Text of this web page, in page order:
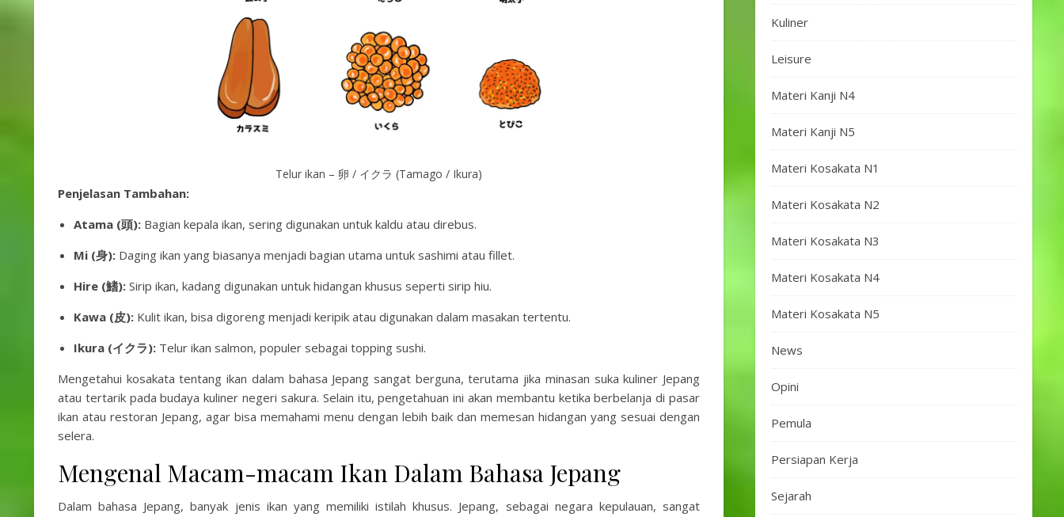
Telur ikan – 卵 / イクラ (Tamago / Ikura)
Penjelasan Tambahan:
Atama (頭): Bagian kepala ikan, sering digunakan untuk kaldu atau direbus.
Mi (身): Daging ikan yang biasanya menjadi bagian utama untuk sashimi atau fillet.
Hire (鰭): Sirip ikan, kadang digunakan untuk hidangan khusus seperti sirip hiu.
Kawa (皮): Kulit ikan, bisa digoreng menjadi keripik atau digunakan dalam masakan tertentu.
Ikura (イクラ): Telur ikan salmon, populer sebagai topping sushi.
Mengetahui kosakata tentang ikan dalam bahasa Jepang sangat berguna, terutama jika minasan suka kuliner Jepang
atau tertarik pada budaya kuliner negeri sakura. Selain itu, pengetahuan ini akan membantu ketika berbelanja di pasar
ikan atau restoran Jepang, agar bisa memahami menu dengan lebih baik dan memesan hidangan yang sesuai dengan
selera.
Mengenal Macam-macam Ikan Dalam Bahasa Jepang
Dalam bahasa Jepang, banyak jenis ikan yang memiliki istilah khusus. Jepang, sebagai negara kepulauan, sangat
Kuliner
Leisure
Materi Kanji N4
Materi Kanji N5
Materi Kosakata N1
Materi Kosakata N2
Materi Kosakata N3
Materi Kosakata N4
Materi Kosakata N5
News
Opini
Pemula
Persiapan Kerja
Sejarah